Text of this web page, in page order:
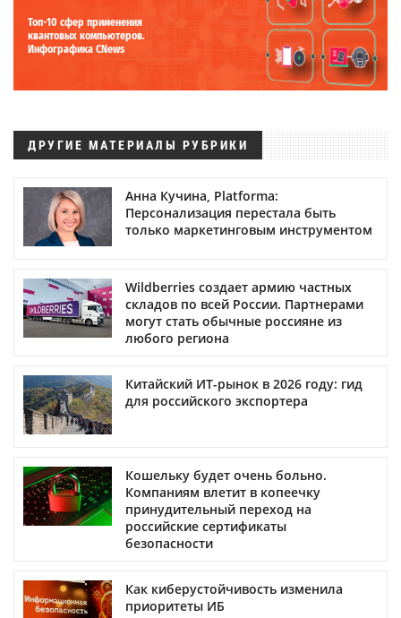
Топ-10 сфер применения
квантовых компьютеров.
Инфографика CNews
ДРУГИЕ МАТЕРИАЛЫ РУБРИКИ
Анна Кучина, Platforma:
Персонализация перестала быть
только маркетинговым инструментом
Wildberries создает армию частных
складов по всей России. Партнерами
могут стать обычные россияне из
любого региона
Китайский ИТ-рынок в 2026 году: гид
для российского экспортера
Кошельку будет очень больно.
Компаниям влетит в копеечку
принудительный переход на
российские сертификаты
безопасности
Как киберустойчивость изменила
приоритеты ИБ